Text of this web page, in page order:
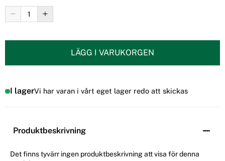
LÄGG I VARUKORGEN
I lagerVi har varan i vårt eget lager redo att skickas
Produktbeskrivning
Det finns tyvärr ingen produktbeskrivning att visa för denna